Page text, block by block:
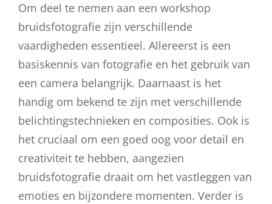
Om deel te nemen aan een workshop
bruidsfotografie zijn verschillende
vaardigheden essentieel. Allereerst is een
basiskennis van fotografie en het gebruik van
een camera belangrijk. Daarnaast is het
handig om bekend te zijn met verschillende
belichtingstechnieken en composities. Ook is
het cruciaal om een goed oog voor detail en
creativiteit te hebben, aangezien
bruidsfotografie draait om het vastleggen van
emoties en bijzondere momenten. Verder is